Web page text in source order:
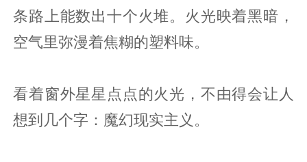
条路上能数出十个火堆。火光映着黑暗，
空气里弥漫着焦糊的塑料味。
看着窗外星星点点的火光，不由得会让人
想到几个字：魔幻现实主义。